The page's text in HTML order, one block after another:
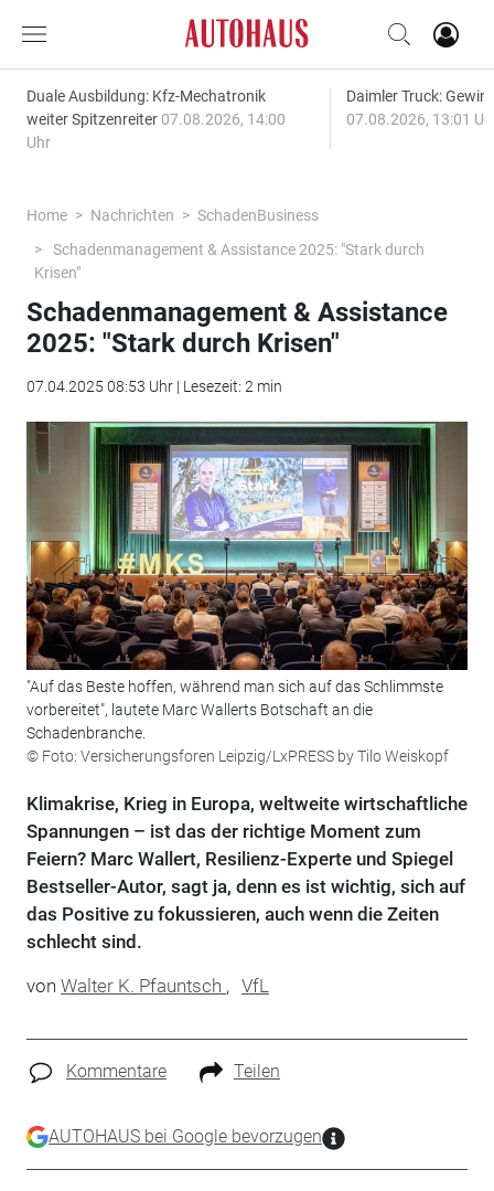
Duale Ausbildung: Kfz-Mechatronik
weiter Spitzenreiter 07.08.2026, 14:00
Uhr
Daimler Truck:
07.08.2026, 13:01
Home Nachrichten
SchadenBusiness
Schadenmanagement & Assistance 2025: "Stark durch
Krisen"
Schadenmanagement & Assistance
2025: "Stark durch Krisen"
07.04.2025 08:53 Uhr | Lesezeit: 2 min
"Auf das Beste hoffen, während man sich auf das Schlimmste
vorbereitet", lautete Marc Wallerts Botschaft an die
Schadenbranche.
© Foto: Versicherungsforen Leipzig/LxPRESS by Tilo Weiskopf
Klimakrise, Krieg in Europa, weltweite wirtschaftliche
Spannungen – ist das der richtige Moment zum
Feiern? Marc Wallert, Resilienz-Experte und Spiegel
Bestseller-Autor, sagt ja, denn es ist wichtig, sich auf
das Positive zu fokussieren, auch wenn die Zeiten
schlecht sind.
von Walter K. Pfauntsch , VfL
Kommentare Teilen
AUTOHAUS bei Google bevorzugen